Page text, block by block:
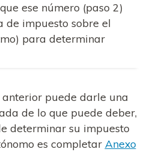
ese número (paso 2)
de impuesto sobre el
para determinar
puede darle una
de lo que puede deber,
determinar su impuesto
es completar Anexo